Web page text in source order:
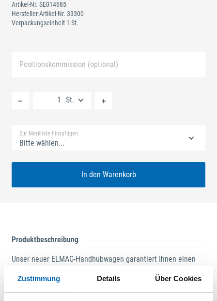
Zustimmung Details Über Cookies
Artikel-Nr. SE014685
Hersteller-Artikel-Nr. 33300
Verpackungseinheit 1 St.
Positionskommission (optional)
St.
Zur Merkliste hinzufügen
Bitte wählen...
In den Warenkorb
Produktbeschreibung
Unser neuer ELMAG-Handhubwagen garantiert Ihnen einen
Polyurethan-Tandemrollen sorgen für massive
Lärmreduzierung beim Transport! - Der robuste Anschlagblock